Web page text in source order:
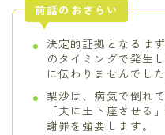
前話のおさらい
決定的証拠となるは
のタイミングで発生
に伝わりませんでした
梨沙は、病気で倒れ
「夫に土下座させる
謝罪を強要します。